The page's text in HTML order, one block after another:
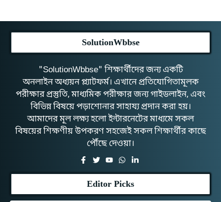
SolutionWbbse
"SolutionWbbse" শিক্ষার্থীদের জন্য একটি
অনলাইন অধ্যয়ন প্ল্যাটফর্ম। এখানে প্রতিযোগিতামূলক
পরীক্ষার প্রস্তুতি, মাধ্যমিক পরীক্ষার জন্য গাইডলাইন, এবং
বিভিন্ন বিষয়ে পড়াশোনার সাহায্য প্রদান করা হয়।
আমাদের মূল লক্ষ্য হলো ইন্টারনেটের মাধ্যমে সকল
বিষয়ের শিক্ষণীয় উপকরণ সহজেই সকল শিক্ষার্থীর কাছে
পৌঁছে দেওয়া।
Editor Picks